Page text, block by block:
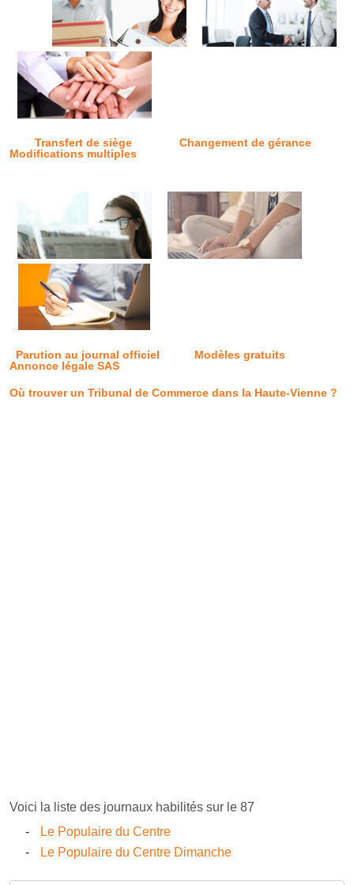
Transfert de siège
Changement de gérance
Modifications multiples
Parution au journal officiel
Modèles gratuits
Annonce légale SAS
Où trouver un Tribunal de Commerce dans la Haute-Vienne ?
Voici la liste des journaux habilités sur le 87
Le Populaire du Centre
Le Populaire du Centre Dimanche